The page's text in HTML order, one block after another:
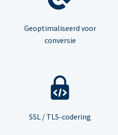
Geoptimaliseerd voor
conversie
SSL / TLS-codering